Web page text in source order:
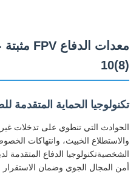
10(8)
تكنولوجيا الحماية المتقدمة
الحوادث التي تنطوي على تدخلات غير
والاستطلاع الخبيث، وانتهاكات
الشخصيةتكنولوجيا الدفاع المتقدمة
أمن المجال الجوي وضمان الاستقرار